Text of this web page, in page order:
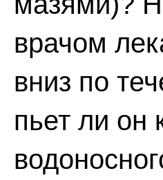
врачом
вниз по
пьет ли он